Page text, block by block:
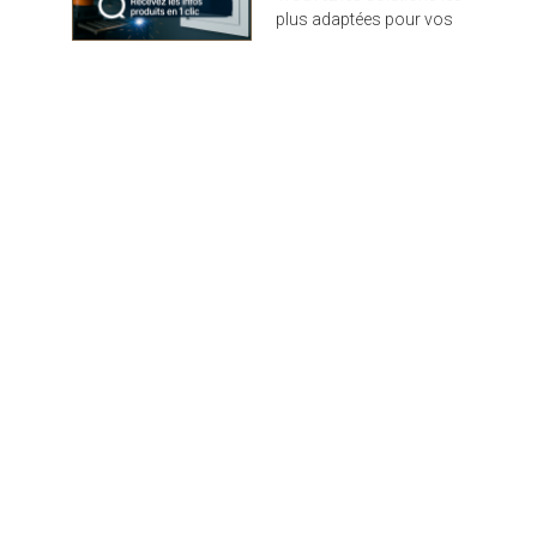
plus adaptées pour vos